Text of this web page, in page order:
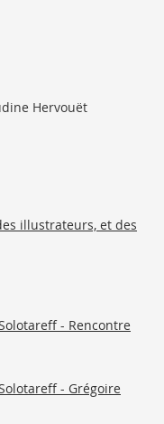
Hervouët
illustrateurs, et des
- Rencontre
- Grégoire